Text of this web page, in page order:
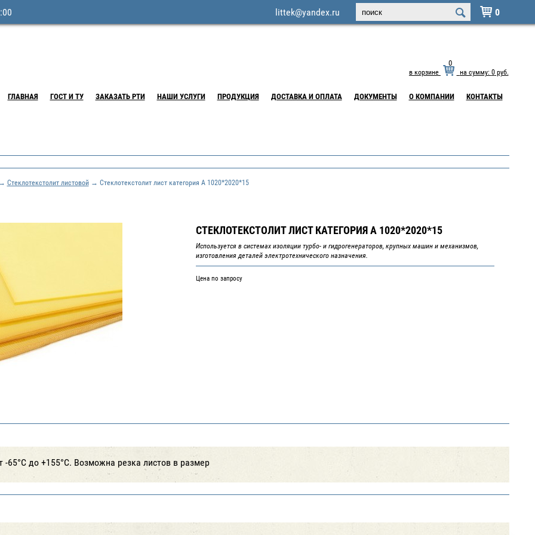
 0
littek@yandex.ru
в корзине
0
на сумму: 0руб.
ГЛАВНАЯ ГОСТ И ТУ ЗАКАЗАТЬ РТИ НАШИ УСЛУГИ ПРОДУКЦИЯ ДОСТАВКА И ОПЛАТА ДОКУМЕНТЫ О КОМПАНИИ КОНТАКТЫ
Стеклотекстолит листовой→ Стеклотекстолит лист категория А 1020*2020*15
СТЕКЛОТЕКСТОЛИТ ЛИСТ КАТЕГОРИЯ А 1020*2020*15
Используется в системах изоляции турбо- и гидрогенераторов, крупных машин и механизмов,
изготовления деталей электротехнического назначения.
Цена по запросу
-65°С до +155°С. Возможна резка листов в размер